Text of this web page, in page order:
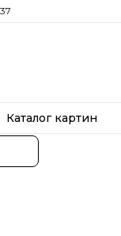
Каталог картин